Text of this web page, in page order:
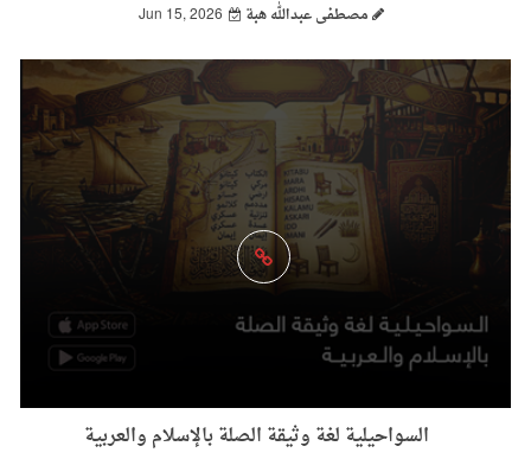
مصطفى عبدالله هبة Jun 15, 2026
السواحيلية لغة وثيقة الصلة بالإسلام والعربية